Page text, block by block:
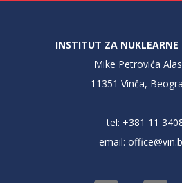
INSTITUT ZA NUKLEARNE
Mike Petrovića
11351 Vinča,
tel: +381 11
email: